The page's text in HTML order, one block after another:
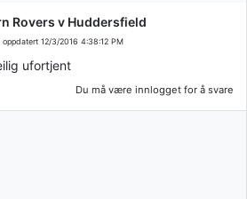
Rovers v Huddersfield
oppdatert 12/3/2016 4:38:12 PM
ufortjent
Du må være innlogget for å svare